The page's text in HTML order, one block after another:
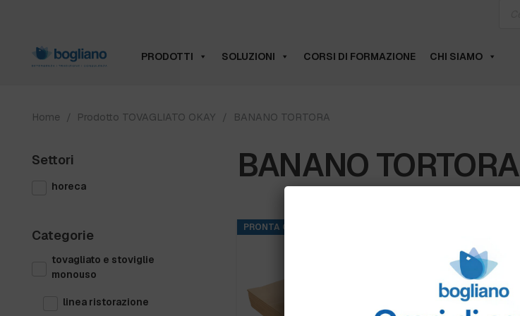
PRODOTTI SOLUZIONI CORSI DI FORMAZIONE CHI SIAMO
Home / Prodotto TOVAGLIATO OKAY / BANANO TORTORA
Settori
horeca
Categorie
tovagliato e stoviglie
monouso
linea ristorazione
BANANO TORTORA
PRONTA CONSEGNA